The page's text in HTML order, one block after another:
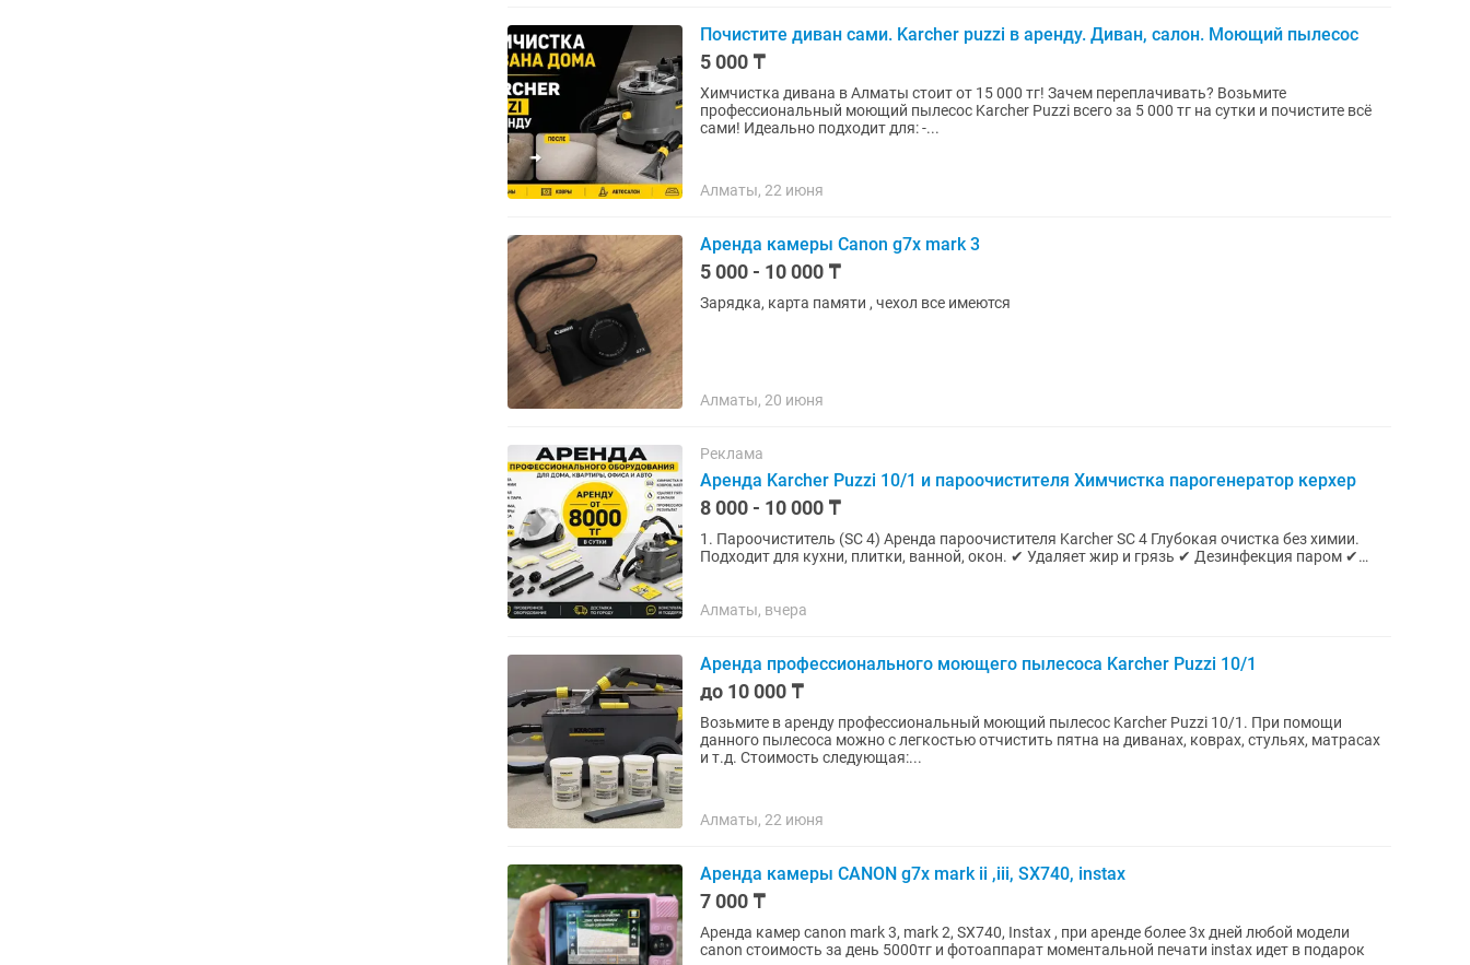
Почистите диван сами. Karcher puzzi в аренду. Диван, салон. Моющий пылесос
5 000 ₸
Химчистка дивана в Алматы стоит от 15 000 тг! Зачем переплачивать? Возьмите
профессиональный моющий пылесос Karcher Puzzi всего за 5 000 тг на сутки и почистите всё
сами! Идеально подходит для: -...
Алматы, 22 июня
Аренда камеры Canon g7x mark 3
5 000 - 10 000 ₸
Зарядка, карта памяти , чехол все имеются
Алматы, 20 июня
Реклама
Аренда Karcher Puzzi 10/1 и пароочистителя Химчистка парогенератор керхер
8 000 - 10 000 ₸
1. Пароочиститель (SC 4) Аренда пароочистителя Karcher SC 4 Глубокая очистка без химии.
Подходит для кухни, плитки, ванной, окон. ✔ Удаляет жир и грязь ✔ Дезинфекция паром ✔
Алматы, вчера
Аренда профессионального моющего пылесоса Karcher Puzzi 10/1
до 10 000 ₸
Возьмите в аренду профессиональный моющий пылесос Karcher Puzzi 10/1. При помощи
данного пылесоса можно с легкостью отчистить пятна на диванах, коврах, стульях, матрасах
и т.д. Стоимость следующая:...
Алматы, 22 июня
Аренда камеры CANON g7x mark ii ,iii, SX740, instax
7 000 ₸
Аренда камер canon mark 3, mark 2, SX740, Instax , при аренде более 3х дней любой модели
canon стоимость за день 5000тг и фотоаппарат моментальной печати instax идет в подарок